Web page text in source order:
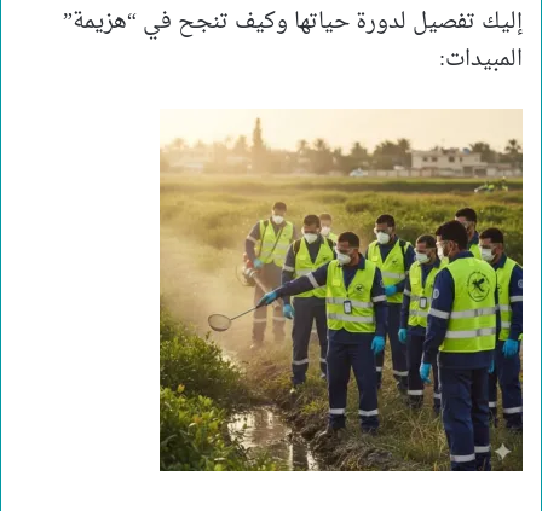
​إليك تفصيل لدورة حياتها وكيف تنجح في “هزيمة”
المبيدات: